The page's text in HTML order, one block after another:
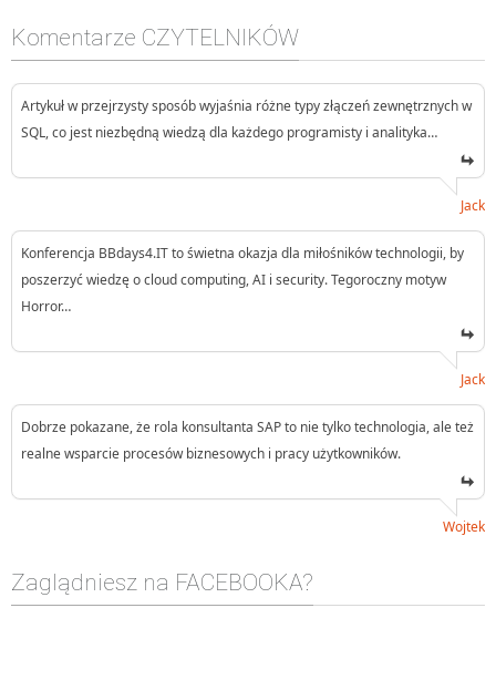
Komentarze CZYTELNIKÓW
Artykuł w przejrzysty sposób wyjaśnia różne typy złączeń zewnętrznych w
SQL, co jest niezbędną wiedzą dla każdego programisty i analityka…
Jack
Konferencja BBdays4.IT to świetna okazja dla miłośników technologii, by
poszerzyć wiedzę o cloud computing, AI i security. Tegoroczny motyw
Horror…
Jack
Dobrze pokazane, że rola konsultanta SAP to nie tylko technologia, ale też
realne wsparcie procesów biznesowych i pracy użytkowników.
Wojtek
Zaglądniesz na FACEBOOKA?